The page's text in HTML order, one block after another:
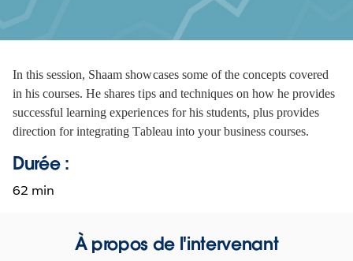
In this session, Shaam showcases some of the concepts covered
in his courses. He shares tips and techniques on how he provides
successful learning experiences for his students, plus provides
direction for integrating Tableau into your business courses.
Durée :
62 min
À propos de l'intervenant